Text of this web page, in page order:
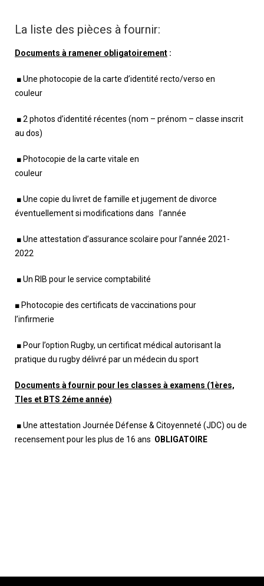
La liste des pièces à fournir:
Documents à ramener obligatoirement :
■ Une photocopie de la carte d’identité recto/verso en
couleur
■ 2 photos d’identité récentes (nom – prénom – classe inscrit
au dos)
■ Photocopie de la carte vitale en
couleur
■ Une copie du livret de famille et jugement de divorce
éventuellement si modifications dans l’année
■ Une attestation d’assurance scolaire pour l’année 2021-
2022
■ Un RIB pour le service comptabilité
■ Photocopie des certificats de vaccinations pour
l’infirmerie
■ Pour l’option Rugby, un certificat médical autorisant la
pratique du rugby délivré par un médecin du sport
Documents à fournir pour les classes à examens (1ères,
Tles et BTS 2éme année)
■ Une attestation Journée Défense & Citoyenneté (JDC) ou de
recensement pour les plus de 16 ans OBLIGATOIRE